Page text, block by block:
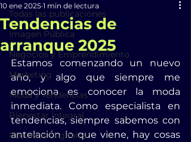
Todas las publicaciones
Imagen Pública
Negocios y Emprendimiento
Marketing
Moda y Tendencias
Bienestar Integral
Recursos Digitales
Tendencias de
arranque 2025
10 ene 2025 1 min de lectura
Estamos comenzando un nuevo
año, y algo que siempre me
emociona es conocer la moda
inmediata. Como especialista en
tendencias, siempre sabemos con
antelación lo que viene, hay cosas